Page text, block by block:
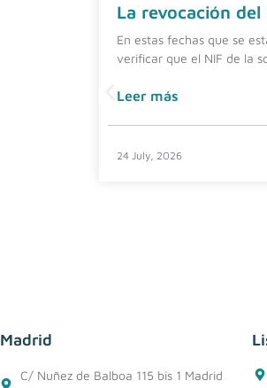
La revocación
En estas fechas que se
verificar que el NIF de la
Leer más
24 July, 2026
Madrid
C/ Nuñez de Balboa 115 bis 1 Madrid